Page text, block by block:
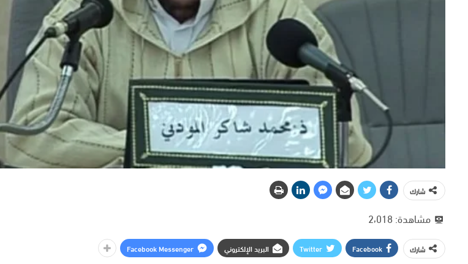
شارك
مشاهدة:2٬018
شارك Facebook
Twitter البريد الإلكتروني Facebook Messenger